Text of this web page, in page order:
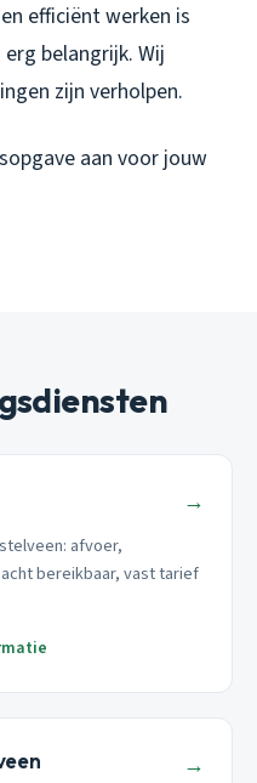
efficiënt werken is
belangrijk. Wij
zijn verholpen.
aan voor jouw
→
afvoer,
bereikbaar, vast tarief
→